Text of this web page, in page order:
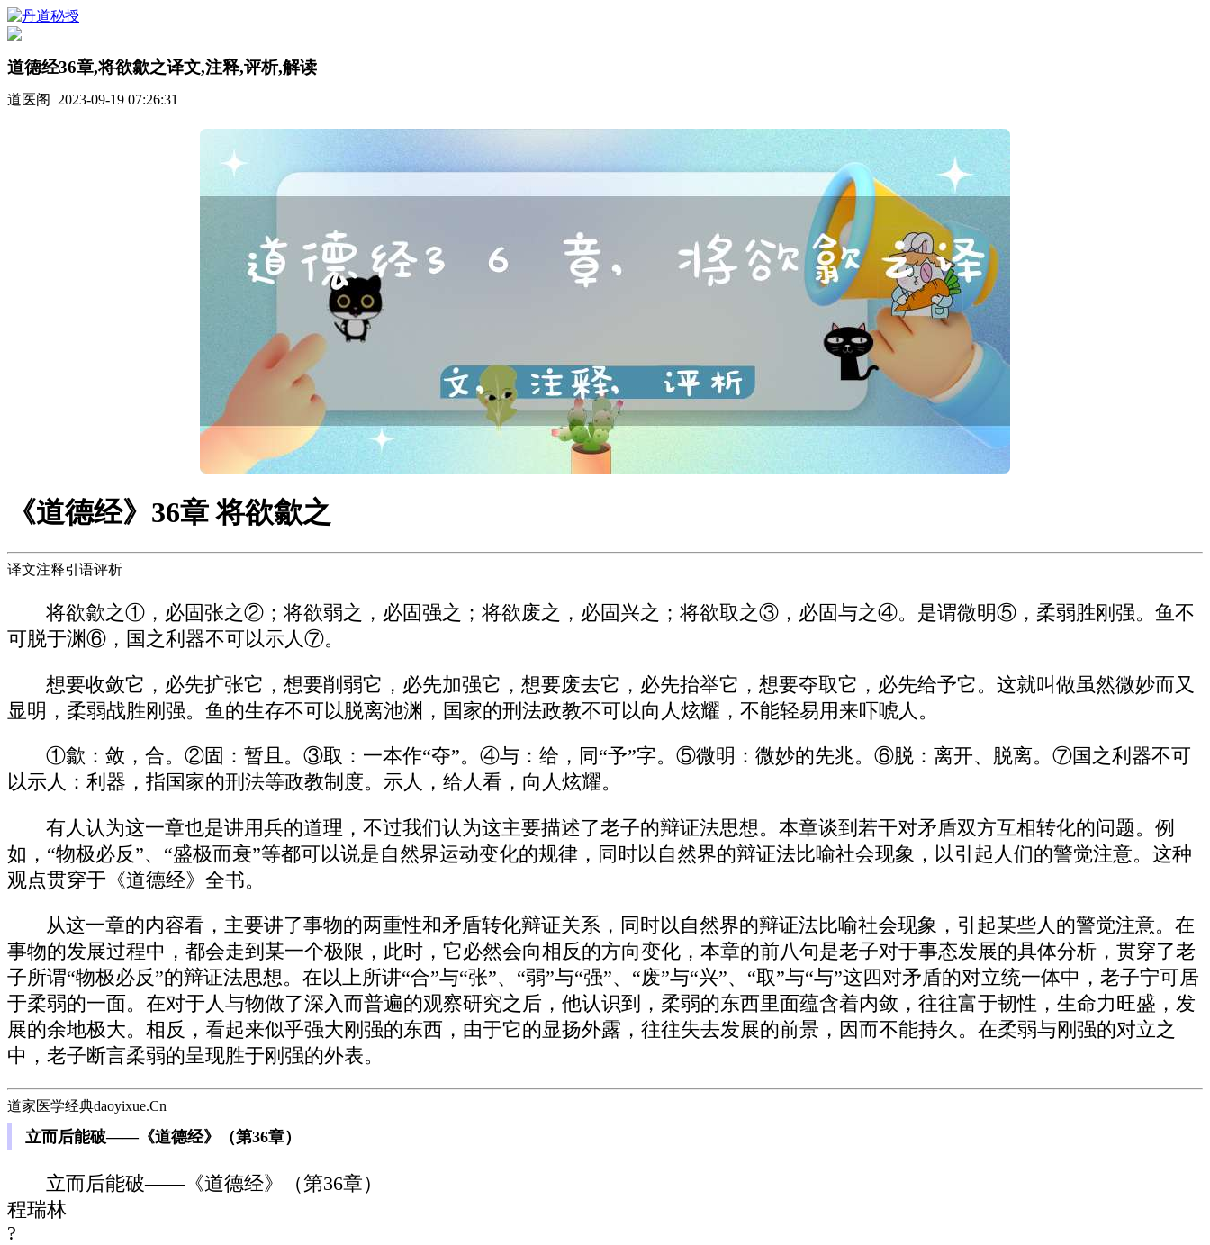
道德经36章,将欲歙之译文,注释,评析,解读
道医阁 2023-09-19 07:26:31
《道德经》36章 将欲歙之
译文注释引语评析
将欲歙之①，必固张之②；将欲弱之，必固强之；将欲废之，必固兴之；将欲取之③，必固与之④。是谓微明⑤，柔弱胜刚强。鱼不
可脱于渊⑥，国之利器不可以示人⑦。
想要收敛它，必先扩张它，想要削弱它，必先加强它，想要废去它，必先抬举它，想要夺取它，必先给予它。这就叫做虽然微妙而又
显明，柔弱战胜刚强。鱼的生存不可以脱离池渊，国家的刑法政教不可以向人炫耀，不能轻易用来吓唬人。
①歙：敛，合。②固：暂且。③取：一本作“夺”。④与：给，同“予”字。⑤微明：微妙的先兆。⑥脱：离开、脱离。⑦国之利器不可
以示人：利器，指国家的刑法等政教制度。示人，给人看，向人炫耀。
有人认为这一章也是讲用兵的道理，不过我们认为这主要描述了老子的辩证法思想。本章谈到若干对矛盾双方互相转化的问题。例
如，“物极必反”、“盛极而衰”等都可以说是自然界运动变化的规律，同时以自然界的辩证法比喻社会现象，以引起人们的警觉注意。这种
观点贯穿于《道德经》全书。
从这一章的内容看，主要讲了事物的两重性和矛盾转化辩证关系，同时以自然界的辩证法比喻社会现象，引起某些人的警觉注意。在
事物的发展过程中，都会走到某一个极限，此时，它必然会向相反的方向变化，本章的前八句是老子对于事态发展的具体分析，贯穿了老
子所谓“物极必反”的辩证法思想。在以上所讲“合”与“张”、“弱”与“强”、“废”与“兴”、“取”与“与”这四对矛盾的对立统一体中，老子宁可居
于柔弱的一面。在对于人与物做了深入而普遍的观察研究之后，他认识到，柔弱的东西里面蕴含着内敛，往往富于韧性，生命力旺盛，发
展的余地极大。相反，看起来似乎强大刚强的东西，由于它的显扬外露，往往失去发展的前景，因而不能持久。在柔弱与刚强的对立之
中，老子断言柔弱的呈现胜于刚强的外表。
道家医学经典daoyixue.Cn
立而后能破——《道德经》（第36章）
立而后能破——《道德经》（第36章）
程瑞林
?